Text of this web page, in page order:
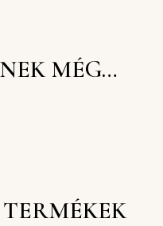
MÉG…